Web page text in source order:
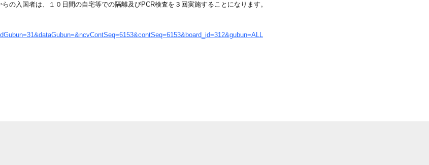
の入国者は、１０日間の自宅等での隔離及びPCR検査を３回実施することになります。